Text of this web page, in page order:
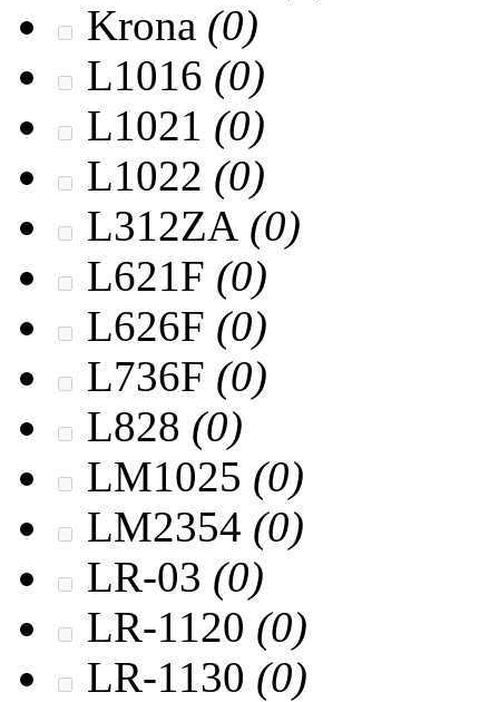
Krona (0)
L1016 (0)
L1021 (0)
L1022 (0)
L312ZA (0)
L621F (0)
L626F (0)
L736F (0)
L828 (0)
LM1025 (0)
LM2354 (0)
LR-03 (0)
LR-1120 (0)
LR-1130 (0)